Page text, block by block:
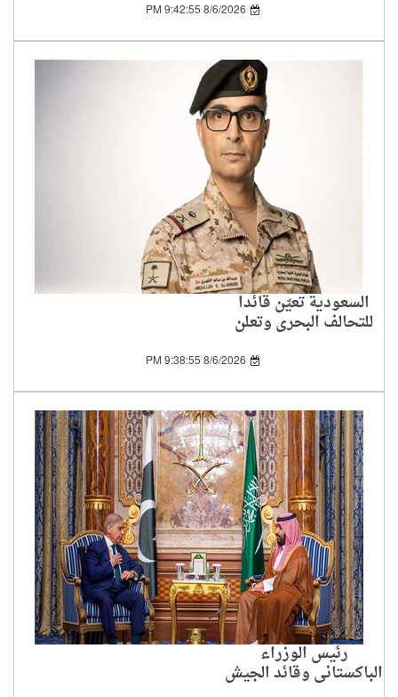
8/6/2026 9:42:55 PM
السعودية تعيّن قائدا
للتحالف البحري وتعلن
8/6/2026 9:38:55 PM
رئيس الوزراء
الباكستاني وقائد الجيش